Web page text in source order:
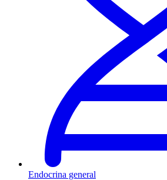
Endocrina general